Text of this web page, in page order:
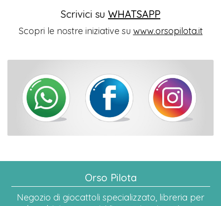
Scrivici su WHATSAPP
Scopri le nostre iniziative su www.orsopilota.it
Orso Pilota
Negozio di giocattoli specializzato, libreria per